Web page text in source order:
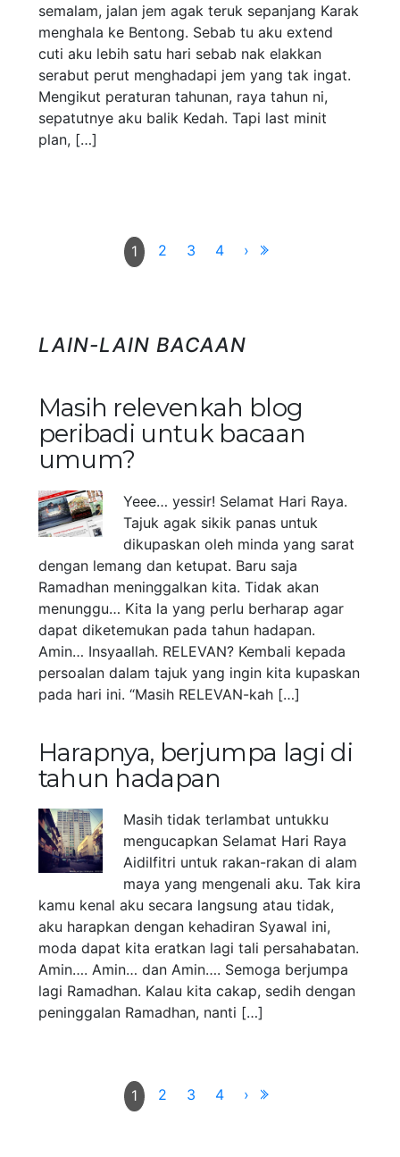
semalam, jalan jem agak teruk sepanjang Karak
menghala ke Bentong. Sebab tu aku extend
cuti aku lebih satu hari sebab nak elakkan
serabut perut menghadapi jem yang tak ingat.
Mengikut peraturan tahunan, raya tahun ni,
sepatutnye aku balik Kedah. Tapi last minit
plan, […]
1 2 3 4 ›
LAIN-LAIN BACAAN
Masih relevenkah blog
peribadi untuk bacaan
umum?
Yeee… yessir! Selamat Hari Raya.
Tajuk agak sikik panas untuk
dikupaskan oleh minda yang sarat
dengan lemang dan ketupat. Baru saja
Ramadhan meninggalkan kita. Tidak akan
menunggu… Kita la yang perlu berharap agar
dapat diketemukan pada tahun hadapan.
Amin… Insyaallah. RELEVAN? Kembali kepada
persoalan dalam tajuk yang ingin kita kupaskan
pada hari ini. “Masih RELEVAN-kah […]
Harapnya, berjumpa lagi di
tahun hadapan
Masih tidak terlambat untukku
mengucapkan Selamat Hari Raya
Aidilfitri untuk rakan-rakan di alam
maya yang mengenali aku. Tak kira
kamu kenal aku secara langsung atau tidak,
aku harapkan dengan kehadiran Syawal ini,
moda dapat kita eratkan lagi tali persahabatan.
Amin…. Amin… dan Amin…. Semoga berjumpa
lagi Ramadhan. Kalau kita cakap, sedih dengan
peninggalan Ramadhan, nanti […]
1 2 3 4 ›